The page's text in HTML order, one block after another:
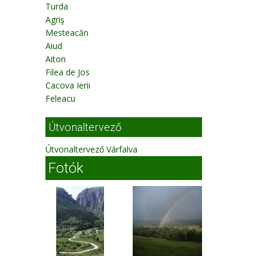
Turda
Agriş
Mesteacăn
Aiud
Aiton
Filea de Jos
Cacova Ierii
Feleacu
Útvonaltervező
Útvonaltervező Várfalva
Fotók